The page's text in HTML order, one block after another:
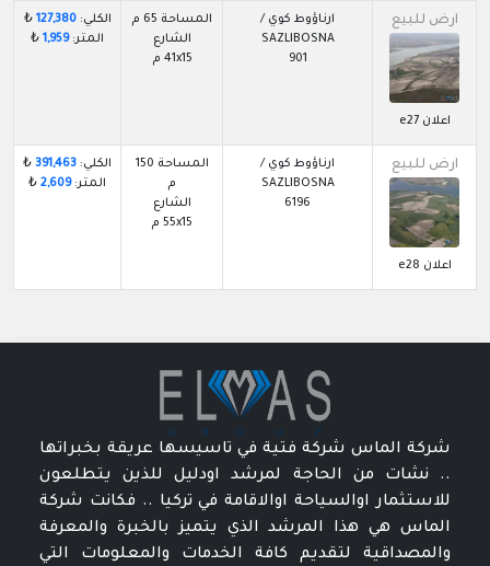
ارض للبيع
اعلان e27
ارناؤوط كوي /
SAZLIBOSNA
901
المساحة 65 م
الشارع
41x15 م
الكلي:127,380
₺
المتر:1,959
₺
ارض للبيع
اعلان e28
ارناؤوط كوي /
SAZLIBOSNA
6196
المساحة 150
م
الشارع
55x15 م
الكلي: 391,463
₺
المتر:2,609
₺
شركة الماس شركة فتية في تاسيسها عريقة بخبراتها
.. نشات من الحاجة لمرشد اودليل للذين يتطلعون
للاستثمار اوالسياحة اوالاقامة في تركيا .. فكانت شركة
الماس هي هذا المرشد الذي يتميز بالخبرة والمعرفة
والمصداقية لتقديم كافة الخدمات والمعلومات التي